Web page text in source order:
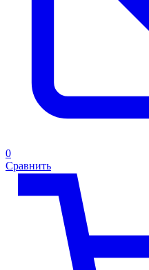
0
Сравнить